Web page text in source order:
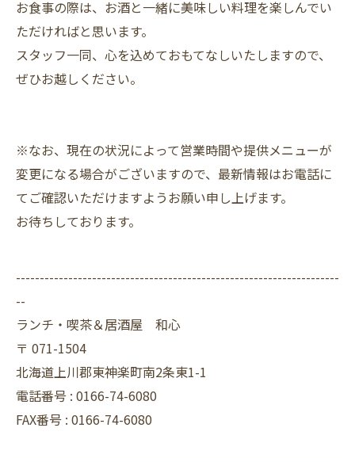
お食事の際は、お酒と一緒に美味しい料理を楽しんでい
ただければと思います。
スタッフ一同、心を込めておもてなしいたしますので、
ぜひお越しください。
※なお、現在の状況によって営業時間や提供メニューが
変更になる場合がございますので、最新情報はお電話に
てご確認いただけますようお願い申し上げます。
お待ちしております。
--------------------------------------------------------------------
--
ランチ・喫茶＆居酒屋 和心
〒 071-1504
北海道上川郡東神楽町南2条東1-1
電話番号 : 0166-74-6080
FAX番号 : 0166-74-6080